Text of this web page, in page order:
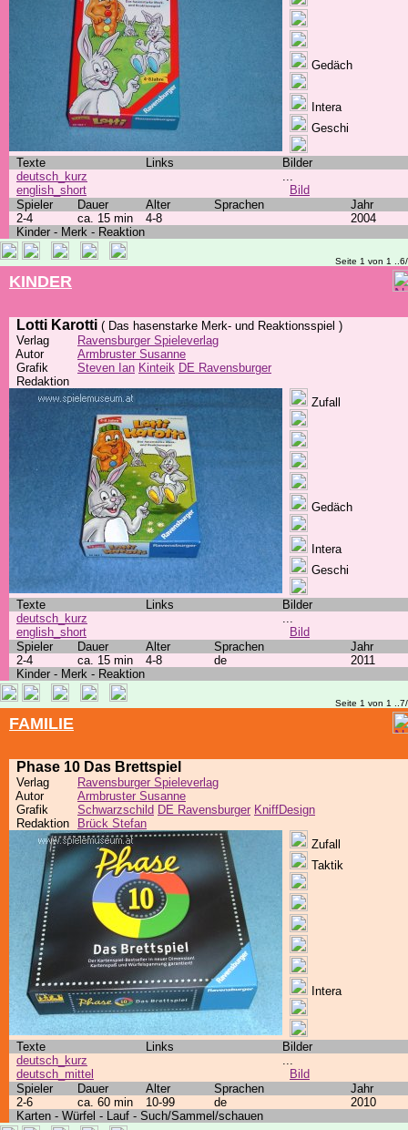
Gedäch
Intera
Geschi
Texte Links
Bilder
deutsch_kurz
english_short
...
Bild
Spieler
Dauer Alter Sprachen
Jahr
2-4
ca. 15 min 4-8
2004
Kinder - Merk - Reaktion
Seite 1 von 1
KINDER
Lotti Karotti ( Das hasenstarke Merk- und Reaktionsspiel )
Verlag
Ravensburger Spieleverlag
Autor
Armbruster Susanne
Grafik
Steven Ian Kinteik DE Ravensburger
Redaktion
Zufall
Gedäch
Intera
Geschi
Texte Links
Bilder
deutsch_kurz
english_short
...
Bild
Spieler
Dauer Alter Sprachen
Jahr
2-4
ca. 15 min 4-8 de
2011
Kinder - Merk - Reaktion
Seite 1 von 1
FAMILIE
Phase 10 Das Brettspiel
Verlag
Ravensburger Spieleverlag
Autor
Armbruster Susanne
Grafik
Schwarzschild DE Ravensburger KniffDesign
Redaktion
Brück Stefan
Zufall
Taktik
Intera
Texte Links
Bilder
deutsch_kurz
deutsch_mittel
...
Bild
Spieler
Dauer Alter Sprachen
Jahr
2-6
ca. 60 min 10-99 de
2010
Karten - Würfel - Lauf - Such/Sammel/schauen